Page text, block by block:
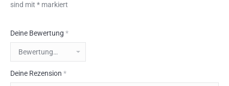
sind mit * markiert
Deine Bewertung *
Deine Rezension *